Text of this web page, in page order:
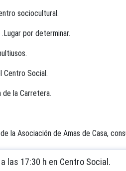
sociocultural.
por determinar.
Centro Social.
de la Carretera.
la Asociación de Amas de Casa,
las 17:30 h en Centro Social.